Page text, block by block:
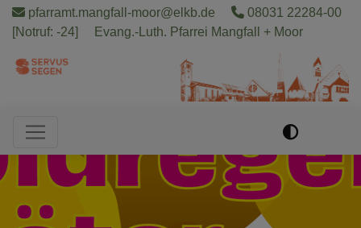
Direkt
zum
pfarramt.mangfall-moor@elkb.de
08031 22284-00
[Notruf: -24]
Evang.-Luth. Pfarrei Mangfall + Moor
Hauptnavigation